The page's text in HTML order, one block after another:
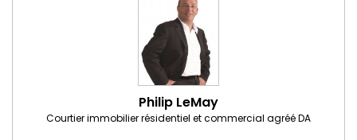
Philip LeMay
Courtier immobilier résidentiel et commercial agréé DA